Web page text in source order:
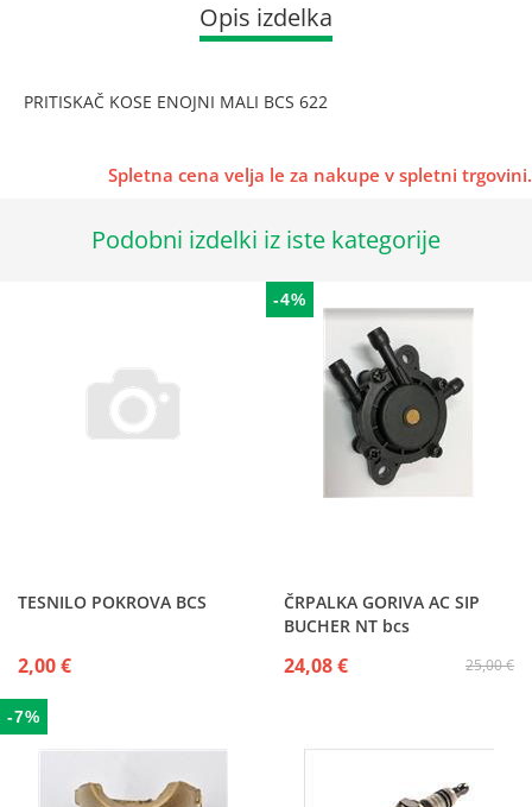
Opis izdelka
PRITISKAČ KOSE ENOJNI MALI BCS 622
Spletna cena velja le za nakupe v spletni trgovini.
Podobni izdelki iz iste kategorije
TESNILO POKROVA BCS
2,00 €
-4%
ČRPALKA GORIVA AC SIP
BUCHER NT bcs
25,00 €
24,08 €
-7%